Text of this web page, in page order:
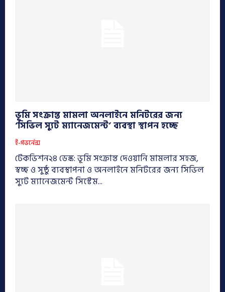
ভূমি সংক্রান্ত মামলা অনলাইনে মনিটরের জন্য
‘সিভিল স্যুট ম্যানেজমেন্ট’ ব্যবস্থা স্থাপন হচ্ছে
ই-গভর্নেন্স
টেকভিশন২৪ ডেস্ক: ভূমি সংক্রান্ত দেওয়ানি মামলার সহজ,
স্বচ্ছ ও সুষ্ঠু ব্যবস্থাপনা ও অনলাইনে মনিটরের জন্য সিভিল
স্যুট ম্যানেজমেন্ট সিস্টেম...